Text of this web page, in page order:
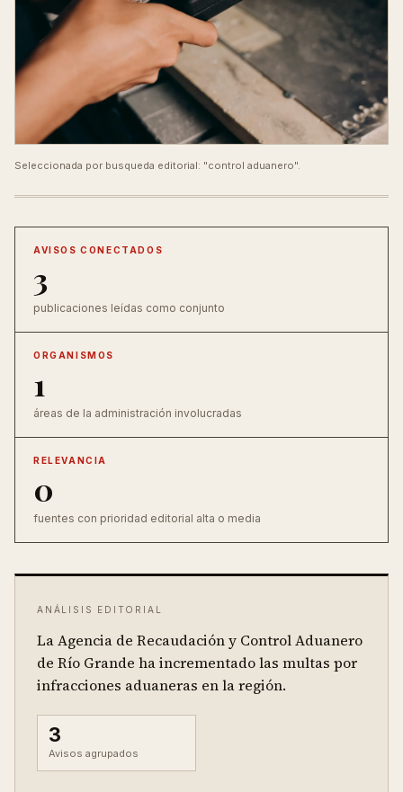
Seleccionada por busqueda editorial: "control aduanero".
AVISOS CONECTADOS
3
publicaciones leídas como conjunto
ORGANISMOS
1
áreas de la administración involucradas
RELEVANCIA
0
fuentes con prioridad editorial alta o media
ANÁLISIS EDITORIAL
La Agencia de Recaudación y Control Aduanero
de Río Grande ha incrementado las multas por
infracciones aduaneras en la región.
3
Avisos agrupados